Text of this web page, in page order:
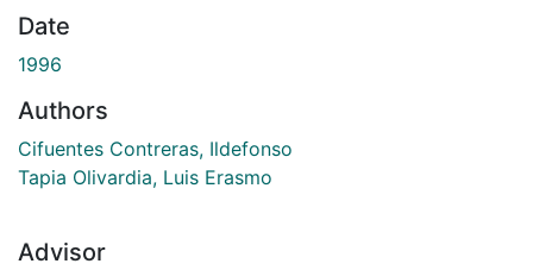
Date
1996
Authors
Cifuentes Contreras, Ildefonso
Tapia Olivardia, Luis Erasmo
Advisor